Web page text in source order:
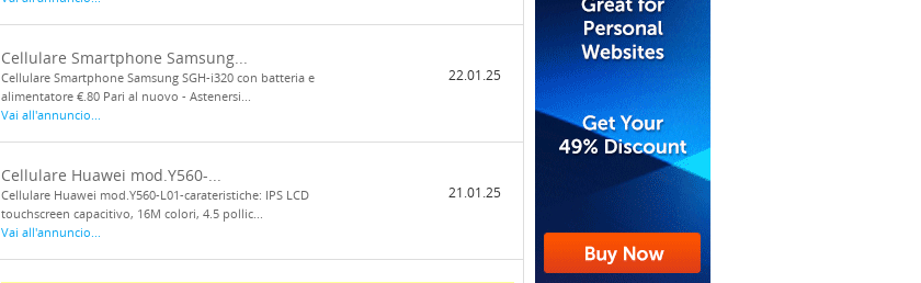
Cellulare Smartphone Samsung...
Cellulare Smartphone Samsung SGH-i320 con batteria e
alimentatore €.80 Pari al nuovo - Astenersi...
Vai all'annuncio...
22.01.25
Cellulare Huawei mod.Y560-...
Cellulare Huawei mod.Y560-L01-carateristiche: IPS LCD
touchscreen capacitivo, 16M colori, 4.5 pollic...
Vai all'annuncio...
21.01.25